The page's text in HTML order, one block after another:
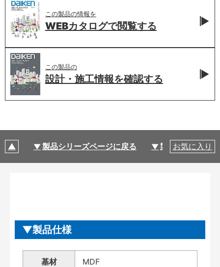
この製品の情報を
WEBカタログで閲覧する
この製品の
設計・施工情報を確認する
製品シリーズページに戻る 製品仕様
お気に入り
製品仕様
基材 MDF